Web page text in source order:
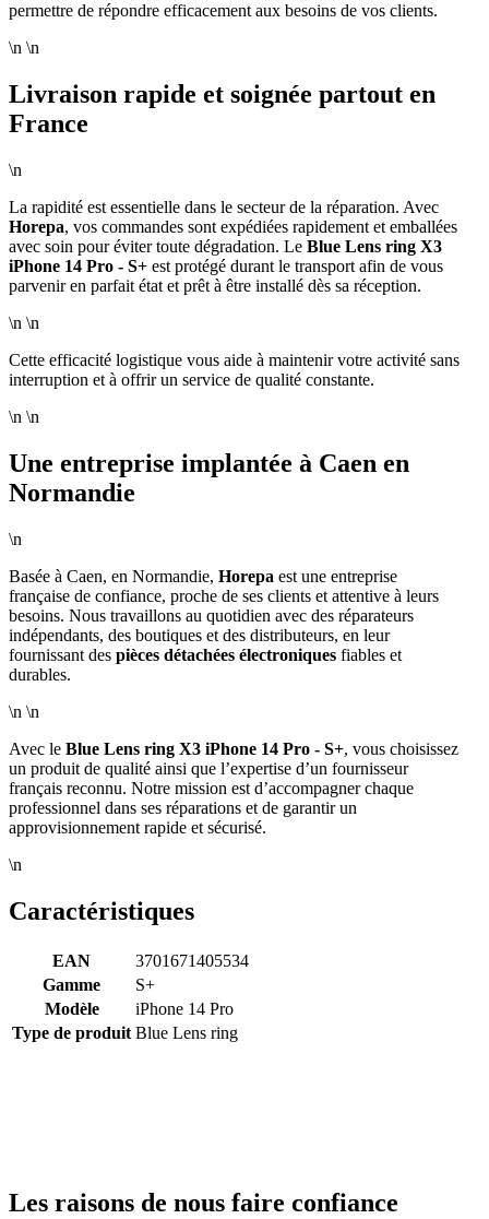
permettre de répondre efficacement aux besoins de vos clients.
\n \n
Livraison rapide et soignée partout en
France
\n
La rapidité est essentielle dans le secteur de la réparation. Avec
Horepa, vos commandes sont expédiées rapidement et emballées
avec soin pour éviter toute dégradation. Le Blue Lens ring X3
iPhone 14 Pro - S+ est protégé durant le transport afin de vous
parvenir en parfait état et prêt à être installé dès sa réception.
\n \n
Cette efficacité logistique vous aide à maintenir votre activité sans
interruption et à offrir un service de qualité constante.
\n \n
Une entreprise implantée à Caen en
Normandie
\n
Basée à Caen, en Normandie, Horepa est une entreprise
française de confiance, proche de ses clients et attentive à leurs
besoins. Nous travaillons au quotidien avec des réparateurs
indépendants, des boutiques et des distributeurs, en leur
fournissant des pièces détachées électroniques fiables et
durables.
\n \n
Avec le Blue Lens ring X3 iPhone 14 Pro - S+, vous choisissez
un produit de qualité ainsi que l’expertise d’un fournisseur
français reconnu. Notre mission est d’accompagner chaque
professionnel dans ses réparations et de garantir un
approvisionnement rapide et sécurisé.
\n
Caractéristiques
EAN
3701671405534
Gamme
S+
Modèle
iPhone 14 Pro
Type de produit Blue Lens ring
Les raisons de nous faire confiance